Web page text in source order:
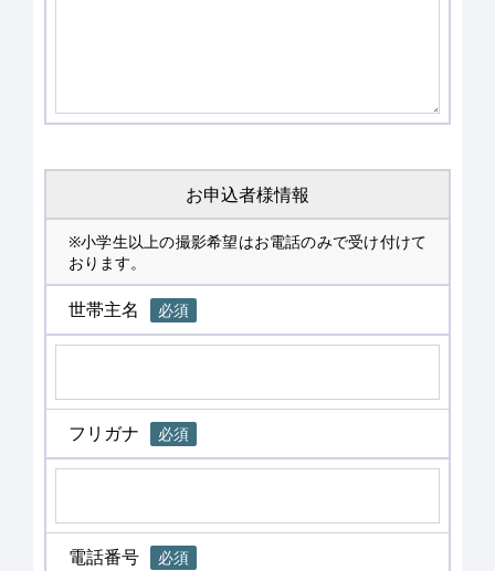
お申込者様情報
※小学生以上の撮影希望はお電話のみで受け付けて
おります。
世帯主名 必須
フリガナ 必須
電話番号 必須